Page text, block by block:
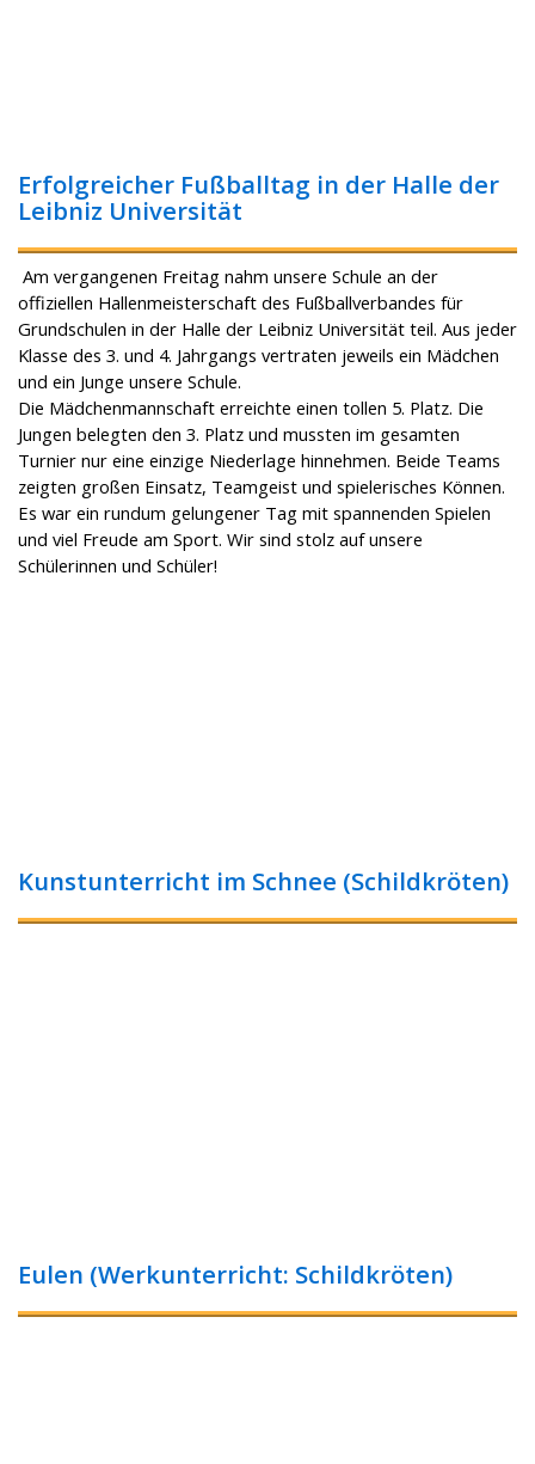
Erfolgreicher Fußballtag in der Halle der
Leibniz Universität
Am vergangenen Freitag nahm unsere Schule an der
offiziellen Hallenmeisterschaft des Fußballverbandes für
Grundschulen in der Halle der Leibniz Universität teil. Aus jeder
Klasse des 3. und 4. Jahrgangs vertraten jeweils ein Mädchen
und ein Junge unsere Schule.
Die Mädchenmannschaft erreichte einen tollen 5. Platz. Die
Jungen belegten den 3. Platz und mussten im gesamten
Turnier nur eine einzige Niederlage hinnehmen. Beide Teams
zeigten großen Einsatz, Teamgeist und spielerisches Können.
Es war ein rundum gelungener Tag mit spannenden Spielen
und viel Freude am Sport. Wir sind stolz auf unsere
Schülerinnen und Schüler!
Kunstunterricht im Schnee (Schildkröten)
Eulen (Werkunterricht: Schildkröten)